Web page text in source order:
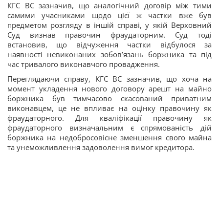
КГС ВС зазначив, що аналогічний договір між тими
самими учасниками щодо цієї ж частки вже був
предметом розгляду в іншій справі, у якій Верховний
Суд визнав правочин фраудаторним. Суд тоді
встановив, що відчуження частки відбулося за
наявності невиконаних зобов’язань боржника та під
час тривалого виконавчого провадження.
Переглядаючи справу, КГС ВС зазначив, що хоча на
момент укладення нового договору арешт на майно
боржника був тимчасово скасований приватним
виконавцем, це не впливає на оцінку правочину як
фраудаторного. Для кваліфікації правочину як
фраудаторного визначальним є спрямованість дій
боржника на недобросовісне зменшення свого майна
та унеможливлення задоволення вимог кредитора.